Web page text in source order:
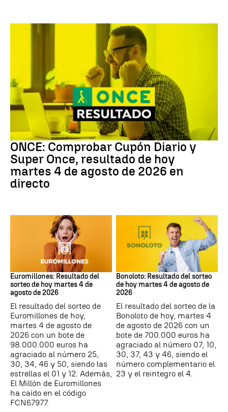
ONCE
ONCE: Comprobar Cupón Diario y
Super Once, resultado de hoy
martes 4 de agosto de 2026 en
directo
Euromillones
Euromillones: Resultado del
sorteo de hoy martes 4 de
agosto de 2026
El resultado del sorteo de
Euromillones de hoy,
martes 4 de agosto de
2026 con un bote de
98.000.000 euros ha
agraciado al número 25,
30, 34, 46 y 50, siendo las
estrellas el 01 y 12. Además,
El Millón de Euromillones
ha caído en el código
FCN67977.
Bonoloto: Resultado del sorteo
de hoy martes 4 de agosto de
2026
El resultado del sorteo de la
Bonoloto de hoy, martes 4
de agosto de 2026 con un
bote de 700.000 euros ha
agraciado al número 07, 10,
30, 37, 43 y 46, siendo el
número complementario el
23 y el reintegro el 4.